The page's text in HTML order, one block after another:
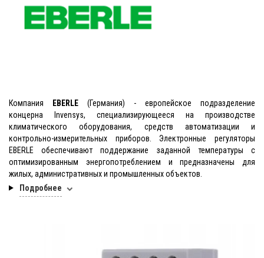
Компания EBERLE (Германия) - европейское подразделение
концерна Invensys, специализирующееся на производстве
климатического оборудования, средств автоматизации и
контрольно-измерительных приборов. Электронные регуляторы
EBERLE обеспечивают поддержание заданной температуры с
оптимизированным энергопотреблением и предназначены для
жилых, административных и промышленных объектов.
Подробнее